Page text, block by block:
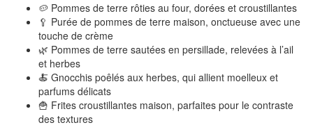
🥔 Pommes de terre rôties au four, dorées et croustillantes
🥄 Purée de pommes de terre maison, onctueuse avec une
touche de crème
🌿 Pommes de terre sautées en persillade, relevées à l’ail
et herbes
🍝 Gnocchis poêlés aux herbes, qui allient moelleux et
parfums délicats
🍟 Frites croustillantes maison, parfaites pour le contraste
des textures